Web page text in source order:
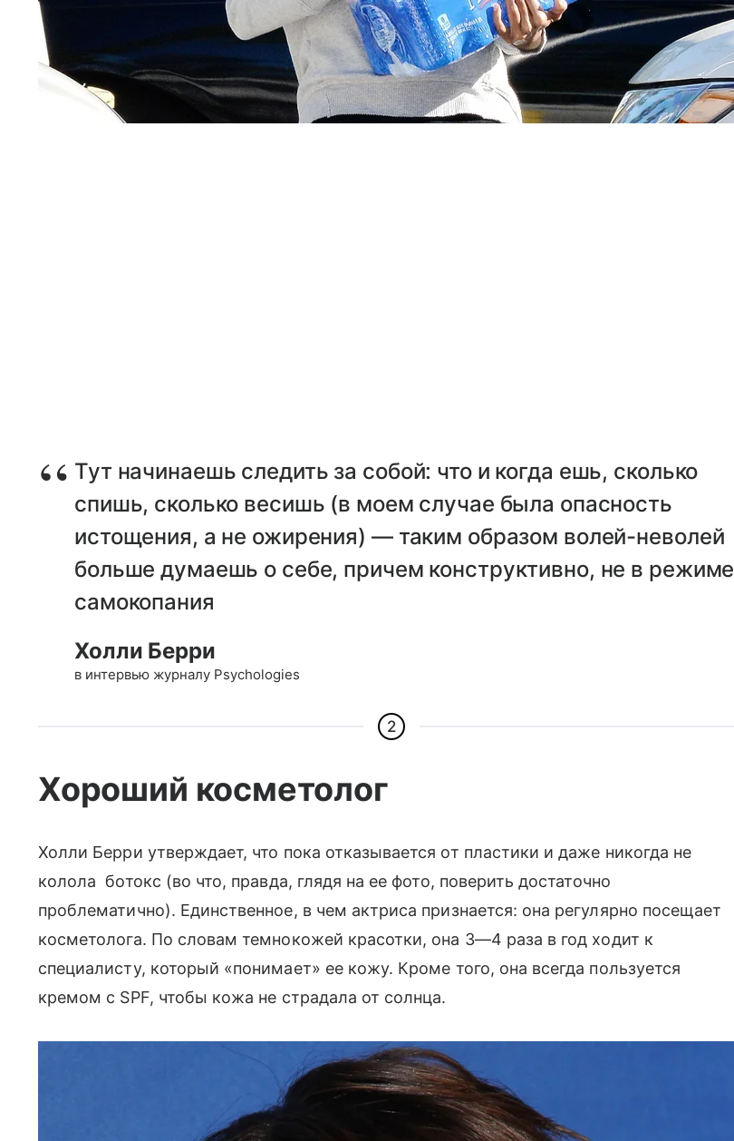
Тут начинаешь следить за собой: что и когда ешь, сколько
спишь, сколько весишь (в моем случае была опасность
истощения, а не ожирения) — таким образом волей-неволей
больше думаешь о себе, причем конструктивно, не в режиме
самокопания
Холли Берри
в интервью журналу Psychologies
2
Хороший косметолог
Холли Берри утверждает, что пока отказывается от пластики и даже никогда не
колола ботокс (во что, правда, глядя на ее фото, поверить достаточно
проблематично). Единственное, в чем актриса признается: она регулярно посещает
косметолога. По словам темнокожей красотки, она 3—4 раза в год ходит к
специалисту, который «понимает» ее кожу. Кроме того, она всегда пользуется
кремом с SPF, чтобы кожа не страдала от солнца.